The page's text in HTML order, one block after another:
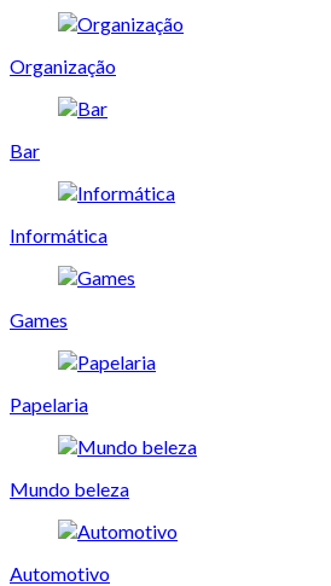
Organização
Bar
Informática
Games
Papelaria
Mundo beleza
Automotivo